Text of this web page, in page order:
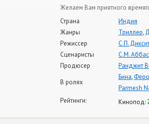
Желаем Вам приятного
Страна
Индия
Жанры
Триллер,
Режиссер
С.П.
Сценаристы
С.М. Аббас
Продюсер
Ранджит
В ролях
Бина,
Parmesh
Рейтинги:
Кинопод: